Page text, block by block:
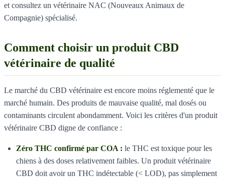
et consultez un vétérinaire NAC (Nouveaux Animaux de
Compagnie) spécialisé.
Comment choisir un produit CBD
vétérinaire de qualité
Le marché du CBD vétérinaire est encore moins réglementé que le
marché humain. Des produits de mauvaise qualité, mal dosés ou
contaminants circulent abondamment. Voici les critères d'un produit
vétérinaire CBD digne de confiance :
Zéro THC confirmé par COA : le THC est toxique pour les
chiens à des doses relativement faibles. Un produit vétérinaire
CBD doit avoir un THC indétectable (< LOD), pas simplement